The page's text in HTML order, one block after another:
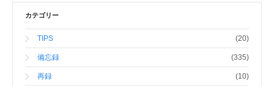
カテゴリー
TIPS (20)
備忘録 (335)
再録 (10)